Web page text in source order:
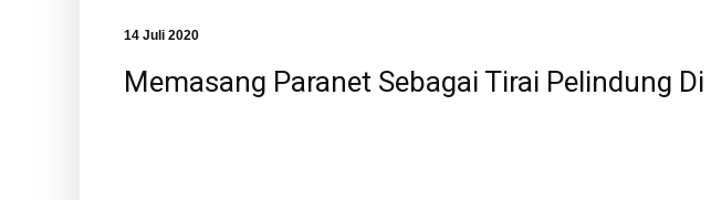
14 Juli 2020
Memasang Paranet Sebagai Tirai Pelindung